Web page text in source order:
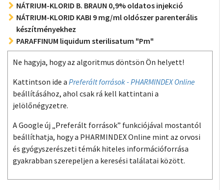
NÁTRIUM-KLORID B. BRAUN 0,9% oldatos injekció
NÁTRIUM-KLORID KABI 9 mg/ml oldószer parenterális
készítményekhez
PARAFFINUM liquidum sterilisatum "Pm"
Ne hagyja, hogy az algoritmus döntsön Ön helyett!
Kattintson ide a Preferált források - PHARMINDEX Online
beállításához, ahol csak rá kell kattintani a
jelölőnégyzetre.
A Google új „Preferált források” funkciójával mostantól
beállíthatja, hogy a PHARMINDEX Online mint az orvosi
és gyógyszerészeti témák hiteles információforrása
gyakrabban szerepeljen a keresési találatai között.